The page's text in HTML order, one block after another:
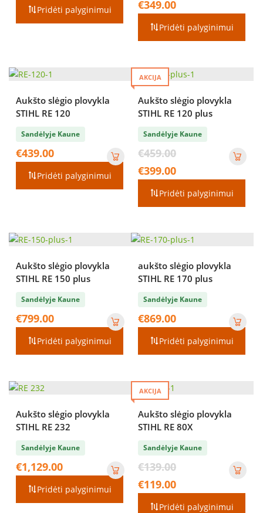
Pridėti palyginimui €349.00
price
is:
Pridėti palyginimui
Aukšto slėgio plovykla
STIHL RE 120
Sandėlyje Kaune
€439.00
Pridėti palyginimui
AKCIJA
Aukšto slėgio plovykla
STIHL RE 120 plus
Sandėlyje Kaune
€459.00
€399.00Current
price
is:
Pridėti palyginimui
Aukšto slėgio plovykla
STIHL RE 150 plus
Sandėlyje Kaune
€799.00
Pridėti palyginimui
aukšto slėgio plovykla
STIHL RE 170 plus
Sandėlyje Kaune
€869.00
Pridėti palyginimui
Aukšto slėgio plovykla
STIHL RE 232
Sandėlyje Kaune
€1,129.00
Pridėti palyginimui
AKCIJA
Aukšto slėgio plovykla
STIHL RE 80X
Sandėlyje Kaune
€139.00
€119.00Current
price
is:
Pridėti palyginimui